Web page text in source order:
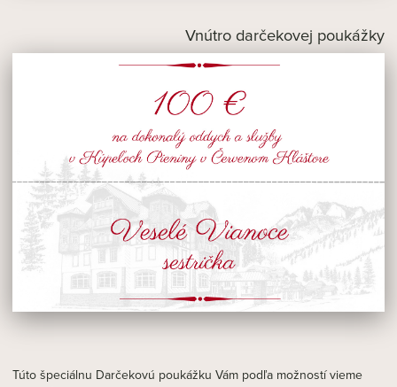
Vnútro darčekovej poukážky
Túto špeciálnu Darčekovú poukážku Vám podľa možností vieme